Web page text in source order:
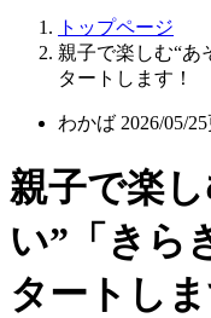
トップページ
親子で楽しむ“あ
タートします！
わかば 2026/05/
親子で楽
い”「きら
タートしま